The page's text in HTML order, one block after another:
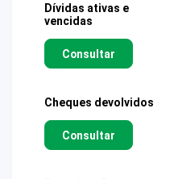
Dívidas ativas e
vencidas
Consultar
Cheques devolvidos
Consultar